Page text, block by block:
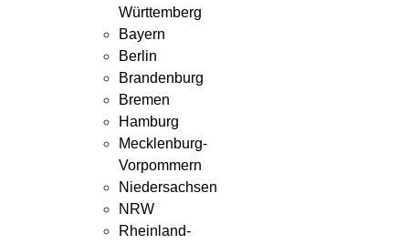
Württemberg
Bayern
Berlin
Brandenburg
Bremen
Hamburg
Mecklenburg-
Vorpommern
Niedersachsen
NRW
Rheinland-